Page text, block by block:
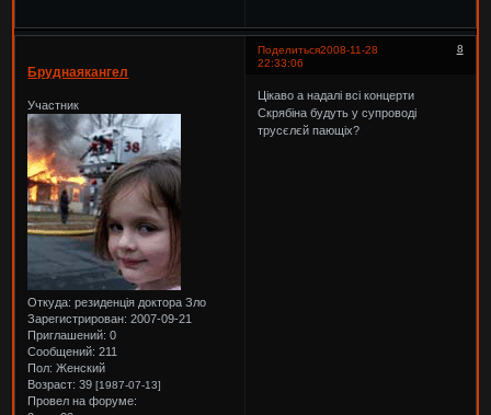
Поделиться 8
2008-11-28
22:33:06
Бруднаякангел
Участник
Откуда: резиденція доктора Зло
Зарегистрирован: 2007-09-21
Приглашений: 0
Сообщений: 211
Пол: Женский
Возраст: 39[1987-07-13]
Провел на форуме:
Цікаво а надалі всі концерти
Скрябіна будуть у супроводі
трусєлєй пающіх?